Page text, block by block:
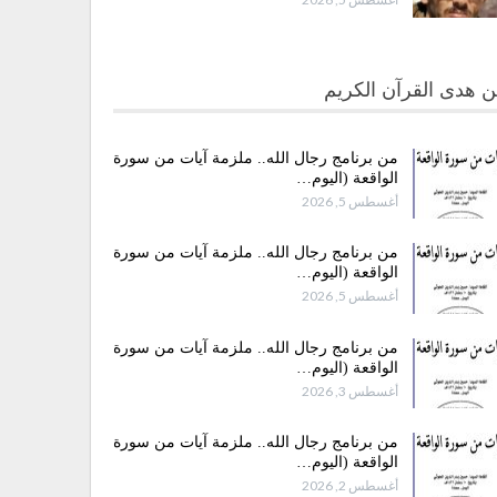
هدى القرآن الكريم
من برنامج رجال الله.. ملزمة آيات من سورة
الواقعة (اليوم…
أغسطس 5, 2026
من برنامج رجال الله.. ملزمة آيات من سورة
الواقعة (اليوم…
أغسطس 5, 2026
من برنامج رجال الله.. ملزمة آيات من سورة
الواقعة (اليوم…
أغسطس 3, 2026
من برنامج رجال الله.. ملزمة آيات من سورة
الواقعة (اليوم…
أغسطس 2, 2026